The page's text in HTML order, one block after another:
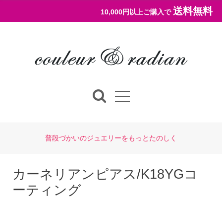
10,000円以上ご購入で 送料無料
普段づかいのジュエリーをもっとたのしく
カーネリアンピアス/K18YGコ
ーティング